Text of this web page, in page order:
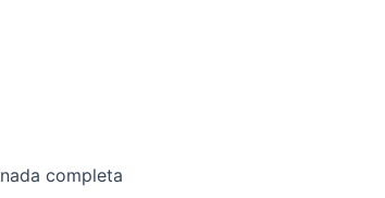
completa